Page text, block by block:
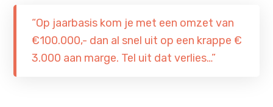
“Op jaarbasis kom je met een omzet van
€100.000,- dan al snel uit op een krappe €
3.000 aan marge. Tel uit dat verlies…”